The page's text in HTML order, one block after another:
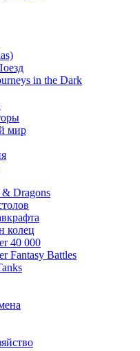
in the Dark
мир
Dragons
колец
40 000
Fantasy Battles